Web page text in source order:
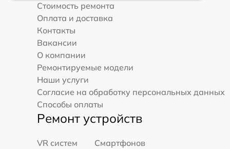
Стоимость ремонта
Оплата и доставка
Контакты
Вакансии
О компании
Ремонтируемые модели
Наши услуги
Согласие на обработку персональных данных
Способы оплаты
Ремонт устройств
VR систем
Смартфонов